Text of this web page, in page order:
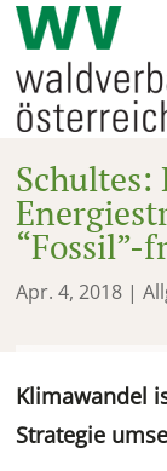
“Fossil”-
Apr. 4, 2018 |
Klimawandel
Strategie